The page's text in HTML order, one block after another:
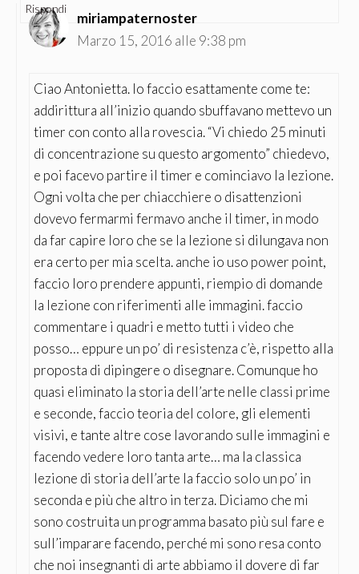
Rispondi
miriampaternoster
Marzo 15, 2016 alle 9:38 pm
Ciao Antonietta. Io faccio esattamente come te:
addirittura all’inizio quando sbuffavano mettevo un
timer con conto alla rovescia. “Vi chiedo 25 minuti
di concentrazione su questo argomento” chiedevo,
e poi facevo partire il timer e cominciavo la lezione.
Ogni volta che per chiacchiere o disattenzioni
dovevo fermarmi fermavo anche il timer, in modo
da far capire loro che se la lezione si dilungava non
era certo per mia scelta. anche io uso power point,
faccio loro prendere appunti, riempio di domande
la lezione con riferimenti alle immagini. faccio
commentare i quadri e metto tutti i video che
posso… eppure un po’ di resistenza c’è, rispetto alla
proposta di dipingere o disegnare. Comunque ho
quasi eliminato la storia dell’arte nelle classi prime
e seconde, faccio teoria del colore, gli elementi
visivi, e tante altre cose lavorando sulle immagini e
facendo vedere loro tanta arte… ma la classica
lezione di storia dell’arte la faccio solo un po’ in
seconda e più che altro in terza. Diciamo che mi
sono costruita un programma basato più sul fare e
sull’imparare facendo, perché mi sono resa conto
che noi insegnanti di arte abbiamo il dovere di far